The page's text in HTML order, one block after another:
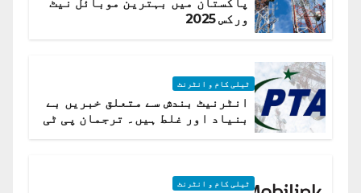
ورکس 2025
ٹیلی کام و انٹرنٹ
انٹرنیٹ بندش سے متعلق خبریں بے
بنیاد اور غلط ہیں۔ ترجمان پی ٹی
ٹیلی کام و انٹرنٹ